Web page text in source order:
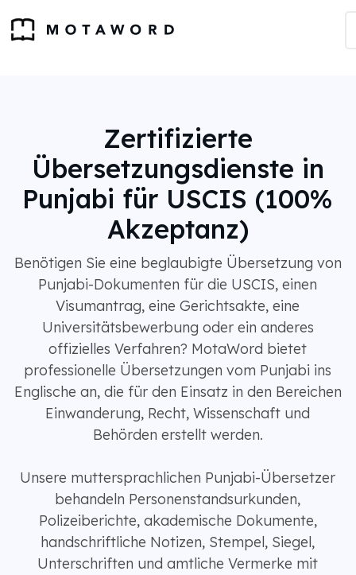
Zertifizierte
Übersetzungsdienste in
Punjabi für USCIS (100%
Akzeptanz)
Benötigen Sie eine beglaubigte Übersetzung von
Punjabi-Dokumenten für die USCIS, einen
Visumantrag, eine Gerichtsakte, eine
Universitätsbewerbung oder ein anderes
offizielles Verfahren? MotaWord bietet
professionelle Übersetzungen vom Punjabi ins
Englische an, die für den Einsatz in den Bereichen
Einwanderung, Recht, Wissenschaft und
Behörden erstellt werden.
Unsere muttersprachlichen Punjabi-Übersetzer
behandeln Personenstandsurkunden,
Polizeiberichte, akademische Dokumente,
handschriftliche Notizen, Stempel, Siegel,
Unterschriften und amtliche Vermerke mit